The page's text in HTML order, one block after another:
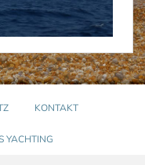
KONTAKT
YACHTING